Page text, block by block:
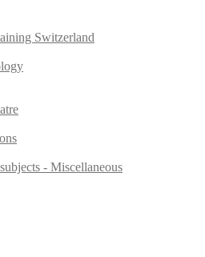
Switzerland
- Miscellaneous